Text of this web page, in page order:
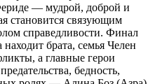
— мудрой, доброй и
становится связующим
справедливости. Финал
брата, семья Челен
а главные герои
бедность,